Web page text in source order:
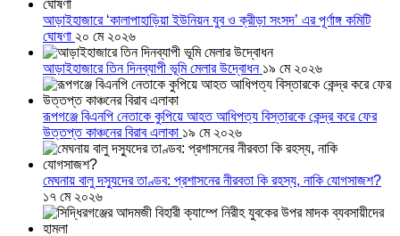
আড়াইহাজারে ‘কালাপাহাড়িয়া ইউনিয়ন যুব ও ক্রীড়া সংসদ’ এর পূর্ণাঙ্গ কমিটি
ঘোষণা ২০ মে ২০২৬
আড়াইহাজারে তিন দিনব্যাপী ভূমি মেলার উদ্বোধন ১৯ মে ২০২৬
রূপগঞ্জে বিএনপি নেতাকে কুপিয়ে আহত আধিপত্য বিস্তারকে কেন্দ্র করে ফের
উত্তপ্ত কাঞ্চনের বিরাব এলাকা ১৯ মে ২০২৬
মেঘনায় বালু দস্যুদের তাণ্ডব: প্রশাসনের নীরবতা কি রহস্য, নাকি যোগসাজশ?
১৭ মে ২০২৬